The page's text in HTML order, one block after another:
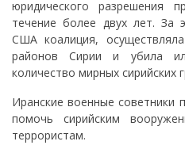
юридического разрешения
течение более двух лет. За
США коалиция,
районов Сирии и убила
количество мирных сирийских
Иранские военные советники
помочь сирийским
террористам.